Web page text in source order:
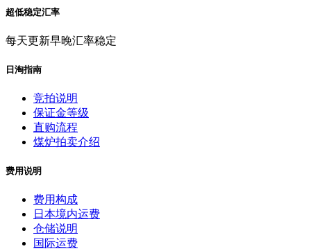
超低稳定汇率
每天更新早晚汇率稳定
日淘指南
竞拍说明
保证金等级
直购流程
煤炉拍卖介绍
费用说明
费用构成
日本境内运费
仓储说明
国际运费